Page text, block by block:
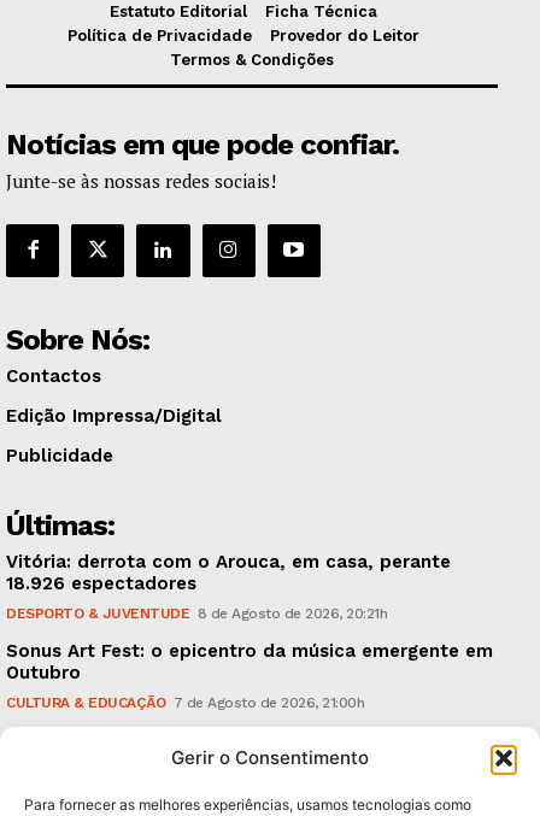
Gerir o Consentimento
Para fornecer as melhores experiências, usamos tecnologias como
Estatuto Editorial
Ficha Técnica
Política de Privacidade
Provedor do Leitor
Termos & Condições
Notícias em que pode confiar.
Junte-se às nossas redes sociais!
Sobre Nós:
Contactos
Edição Impressa/Digital
Publicidade
Últimas:
Vitória: derrota com o Arouca, em casa, perante
18.926 espectadores
DESPORTO & JUVENTUDE 8 de Agosto de 2026, 20:21h
Sonus Art Fest: o epicentro da música emergente em
Outubro
CULTURA & EDUCAÇÃO 7 de Agosto de 2026, 21:00h